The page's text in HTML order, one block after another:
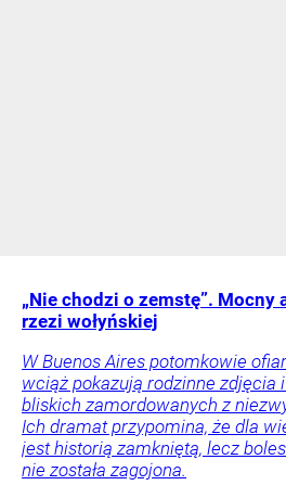
„Nie chodzi o zemstę”. Mocny
rzezi wołyńskiej
W Buenos Aires potomkowie
wciąż pokazują rodzinne zdjęcia
bliskich zamordowanych z
Ich dramat przypomina, że dla
jest historią zamkniętą, lecz
nie została zagojona.